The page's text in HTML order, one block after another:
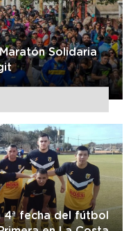
Solidaria
4ª fecha del fútbol